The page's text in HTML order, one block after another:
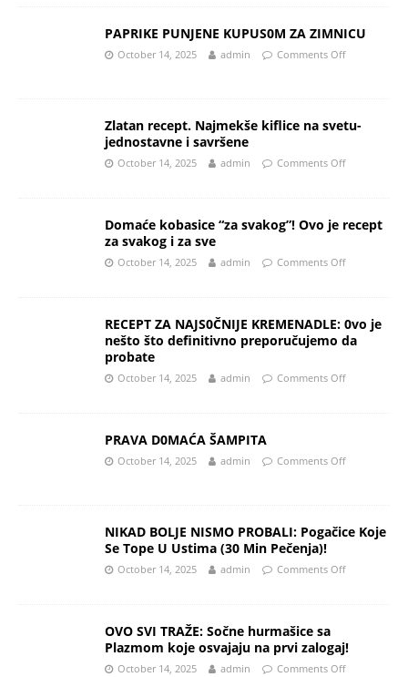
PAPRIKE PUNJENE KUPUS0M ZA ZIMNICU
October 14, 2025 admin Comments Off
Zlatan recept. Najmekše kiflice na svetu-
jednostavne i savršene
October 14, 2025 admin Comments Off
Domaće kobasice “za svakog”! Ovo je recept
za svakog i za sve
October 14, 2025 admin Comments Off
RECEPT ZA NAJS0ČNIJE KREMENADLE: 0vo je
nešto što definitivno preporučujemo da
probate
October 14, 2025 admin Comments Off
PRAVA D0MAĆA ŠAMPITA
October 14, 2025 admin Comments Off
NIKAD BOLJE NISMO PROBALI: Pogačice Koje
Se Tope U Ustima (30 Min Pečenja)!
October 14, 2025 admin Comments Off
OVO SVI TRAŽE: Sočne hurmašice sa
Plazmom koje osvajaju na prvi zalogaj!
October 14, 2025 admin Comments Off